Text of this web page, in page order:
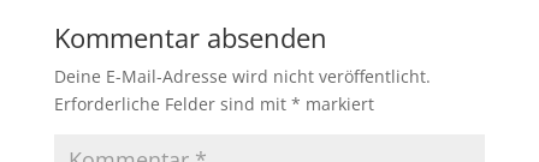
Kommentar absenden
Deine E-Mail-Adresse wird nicht veröffentlicht.
Erforderliche Felder sind mit * markiert